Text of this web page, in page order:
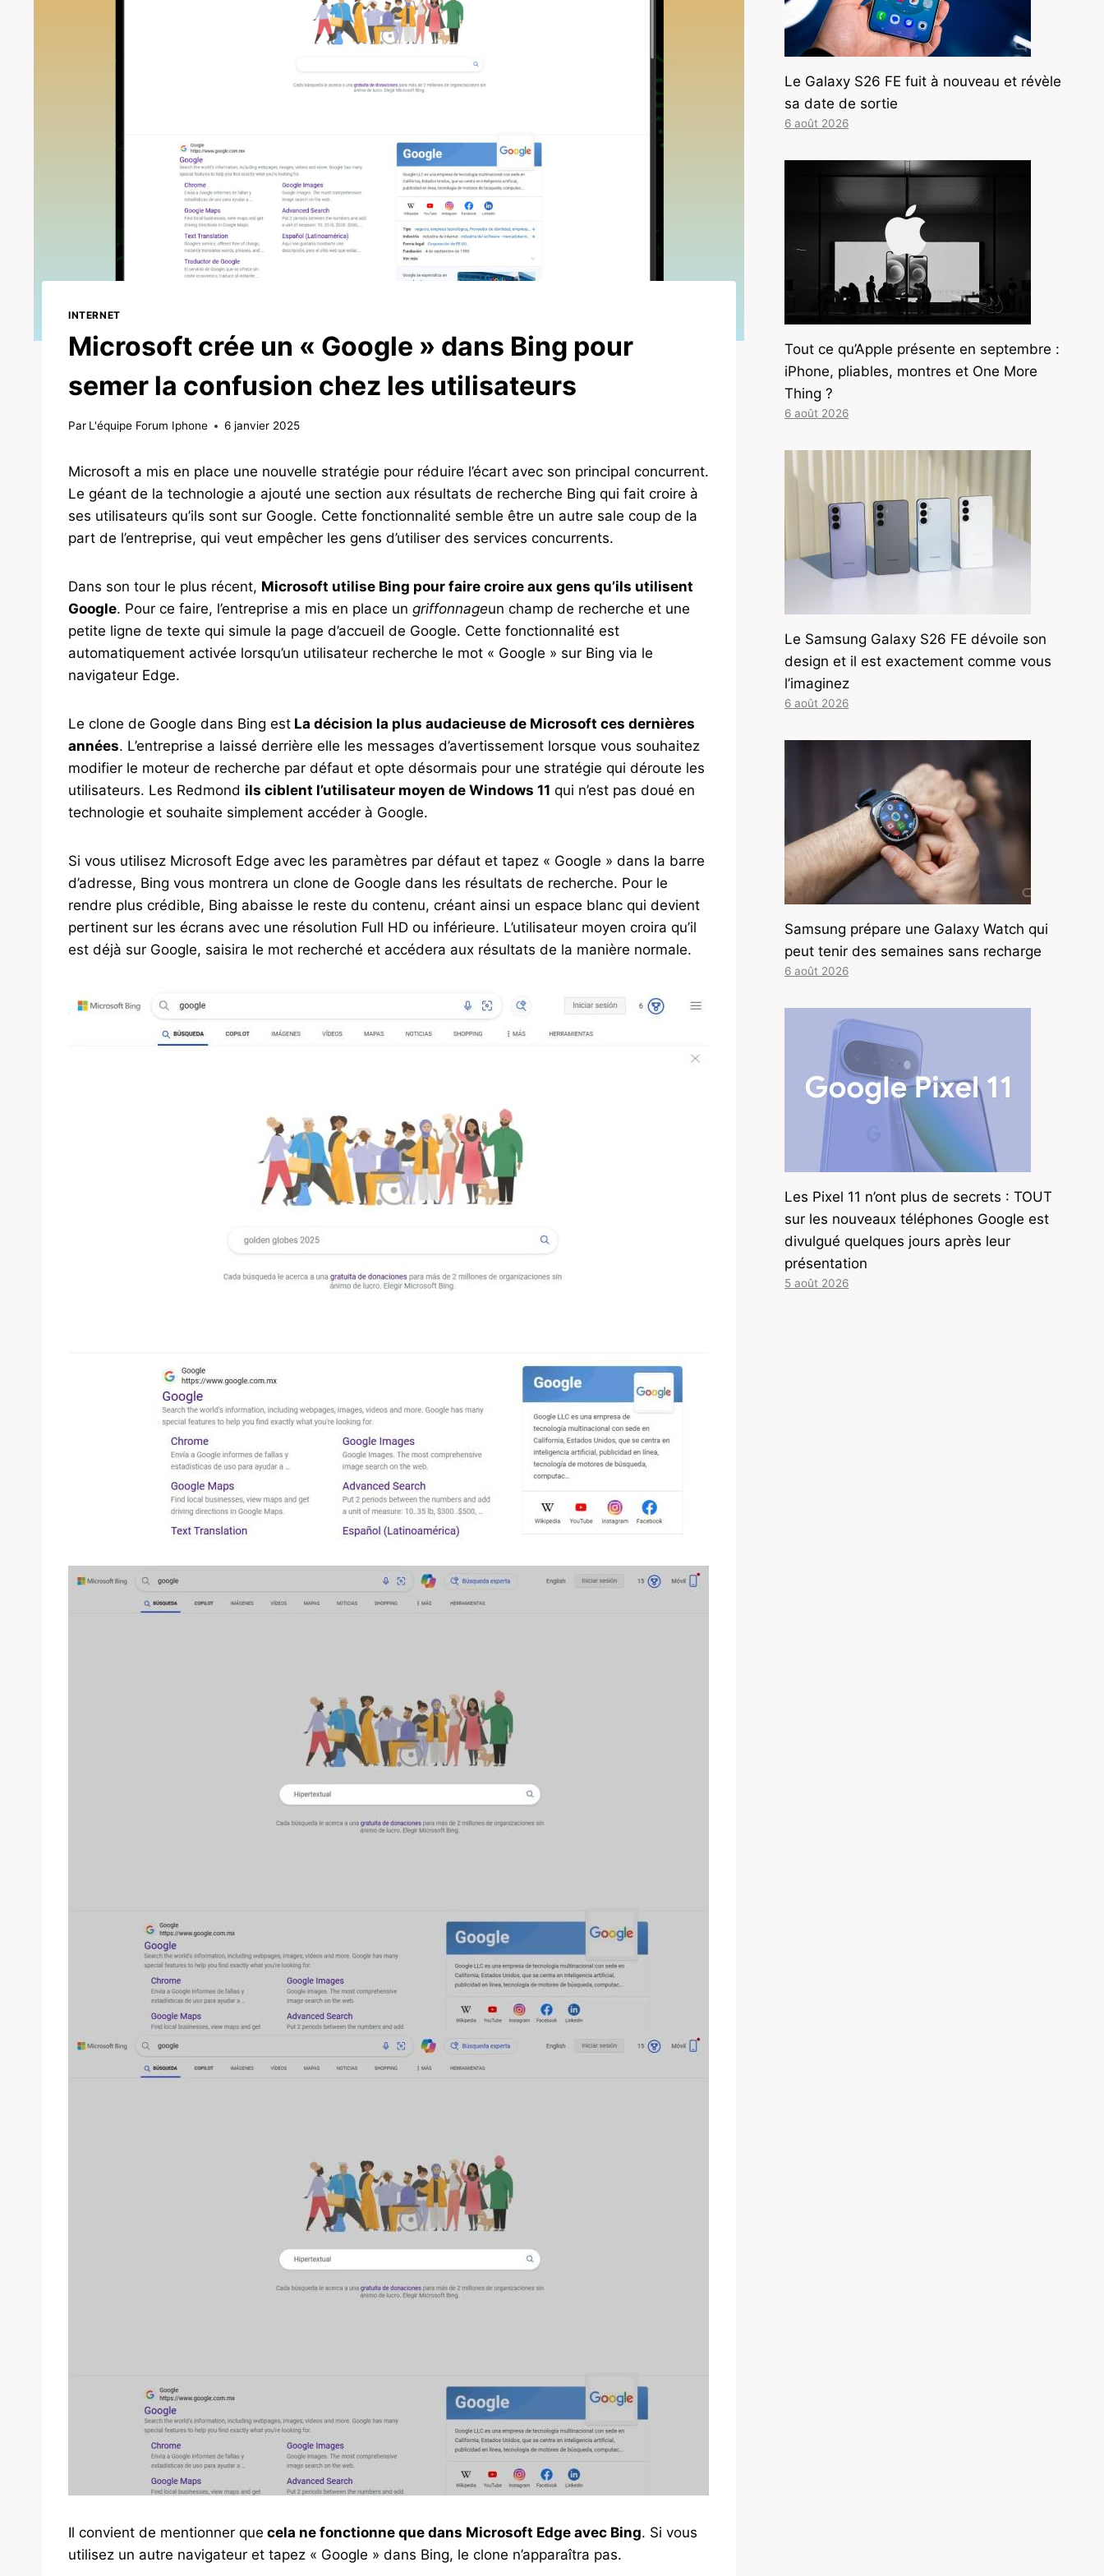
INTERNET
Microsoft crée un « Google » dans Bing pour
semer la confusion chez les utilisateurs
Par L'équipe Forum Iphone 6 janvier 2025
Microsoft a mis en place une nouvelle stratégie pour réduire l’écart avec son principal concurrent.
Le géant de la technologie a ajouté une section aux résultats de recherche Bing qui fait croire à
ses utilisateurs qu’ils sont sur Google. Cette fonctionnalité semble être un autre sale coup de la
part de l’entreprise, qui veut empêcher les gens d’utiliser des services concurrents.
Dans son tour le plus récent, Microsoft utilise Bing pour faire croire aux gens qu’ils utilisent
Google. Pour ce faire, l’entreprise a mis en place un griffonnageun champ de recherche et une
petite ligne de texte qui simule la page d’accueil de Google. Cette fonctionnalité est
automatiquement activée lorsqu’un utilisateur recherche le mot « Google » sur Bing via le
navigateur Edge.
Le clone de Google dans Bing est La décision la plus audacieuse de Microsoft ces dernières
années. L’entreprise a laissé derrière elle les messages d’avertissement lorsque vous souhaitez
modifier le moteur de recherche par défaut et opte désormais pour une stratégie qui déroute les
utilisateurs. Les Redmond ils ciblent l’utilisateur moyen de Windows 11 qui n’est pas doué en
technologie et souhaite simplement accéder à Google.
Si vous utilisez Microsoft Edge avec les paramètres par défaut et tapez « Google » dans la barre
d’adresse, Bing vous montrera un clone de Google dans les résultats de recherche. Pour le
rendre plus crédible, Bing abaisse le reste du contenu, créant ainsi un espace blanc qui devient
pertinent sur les écrans avec une résolution Full HD ou inférieure. L’utilisateur moyen croira qu’il
est déjà sur Google, saisira le mot recherché et accédera aux résultats de la manière normale.
Il convient de mentionner que cela ne fonctionne que dans Microsoft Edge avec Bing. Si vous
utilisez un autre navigateur et tapez « Google » dans Bing, le clone n’apparaîtra pas.
Le Galaxy S26 FE fuit à nouveau et révèle
sa date de sortie
6 août 2026
Tout ce qu’Apple présente en septembre :
iPhone, pliables, montres et One More
Thing ?
6 août 2026
Le Samsung Galaxy S26 FE dévoile son
design et il est exactement comme vous
l’imaginez
6 août 2026
Samsung prépare une Galaxy Watch qui
peut tenir des semaines sans recharge
6 août 2026
Les Pixel 11 n’ont plus de secrets : TOUT
sur les nouveaux téléphones Google est
divulgué quelques jours après leur
présentation
5 août 2026